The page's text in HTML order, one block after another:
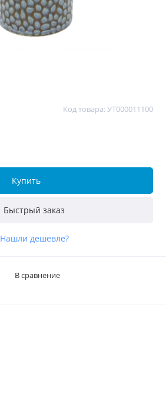
Код товара: УТ000011100
Купить
Быстрый заказ
Нашли дешевле?
В сравнение